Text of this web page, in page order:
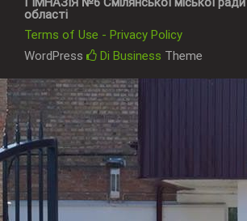
області
Terms of Use - Privacy Policy
WordPress
Di Business Theme